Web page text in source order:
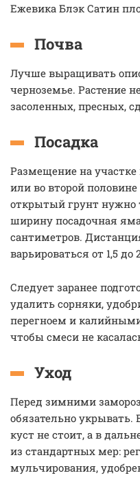
Ежевика Блэк Сатин
Почва
Лучше выращивать
черноземье. Растение
засоленных, пресных,
Посадка
Размещение на участке
или во второй
открытый грунт нужно
ширину посадочная
сантиметров.
варьироваться от 1,5 до
Следует заранее
удалить сорняки,
перегноем и
чтобы смеси не
Уход
Перед зимними
обязательно
куст не стоит, а в
из стандартных мер:
мульчирования,